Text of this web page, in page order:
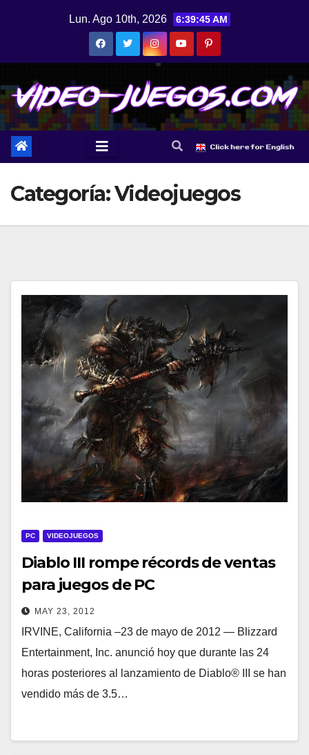
Lun. Ago 10th, 2026 6:39:46 AM
Categoría:Videojuegos
PC VIDEOJUEGOS
Diablo III rompe récords de ventas
para juegos de PC
MAY 23, 2012
IRVINE, California –23 de mayo de 2012 — Blizzard
Entertainment, Inc. anunció hoy que durante las 24
horas posteriores al lanzamiento de Diablo® III se han
vendido más de 3.5…